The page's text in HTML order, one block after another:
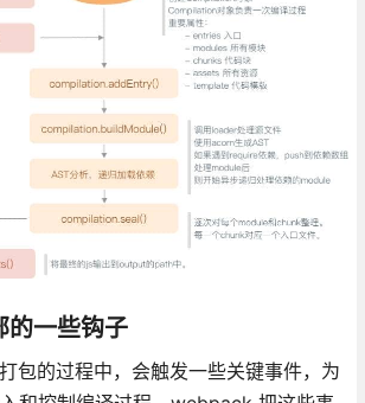
一些钩子
包的过程中，会触发一些关键事件，为